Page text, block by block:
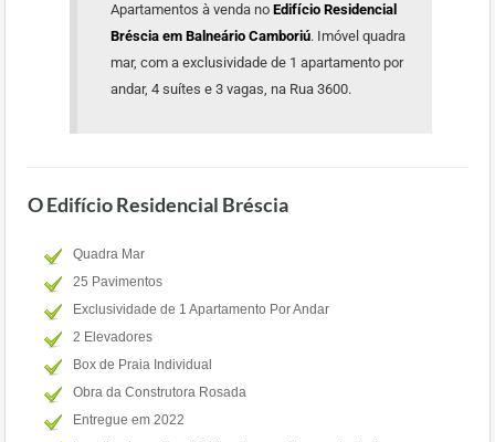
Apartamentos à venda no Edifício Residencial
Bréscia em Balneário Camboriú. Imóvel quadra
mar, com a exclusividade de 1 apartamento por
andar, 4 suítes e 3 vagas, na Rua 3600.
O Edifício Residencial Bréscia
Quadra Mar
25 Pavimentos
Exclusividade de 1 Apartamento Por Andar
2 Elevadores
Box de Praia Individual
Obra da Construtora Rosada
Entregue em 2022